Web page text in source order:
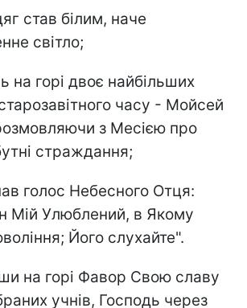
став білим, наче
світло;
на горі двоє найбільших
часу - Мойсей
з Месією про
страждання;
голос Небесного Отця:
Мій Улюблений, в Якому
Його слухайте".
на горі Фавор Свою славу
учнів, Господь через